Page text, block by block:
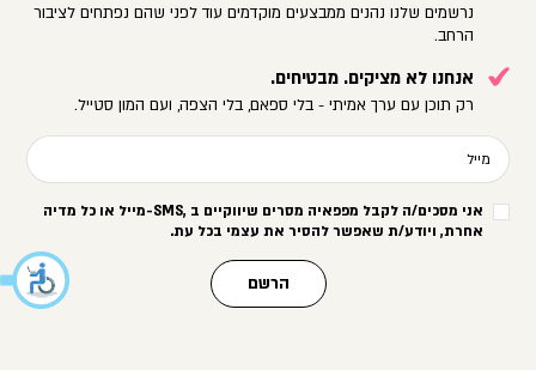
נרשמים שלנו נהנים ממבצעים מוקדמים עוד לפני שהם נפתחים לציבור
הרחב.
אנחנו לא מציקים. מבטיחים.
רק תוכן עם ערך אמיתי - בלי ספאם, בלי הצפה, ועם המון סטייל.
מייל
אני מסכים/ה לקבל מפפאיה מסרים שיווקיים ב -SMS,מייל או כל מדיה
אחרת, ויודע/ת שאפשר להסיר את עצמי בכל עת.
הרשם